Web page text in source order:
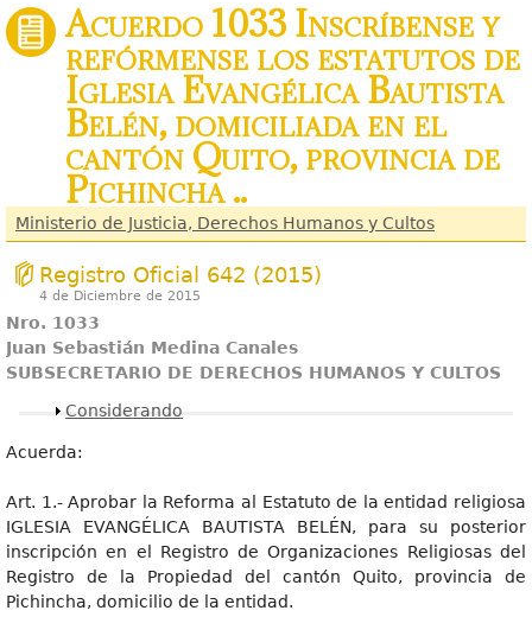
Acuerdo 1033 Inscríbense y
refórmense los estatutos de
Iglesia Evangélica Bautista
Belén, domiciliada en el
cantón Quito, provincia de
Pichincha ..
Ministerio de Justicia, Derechos Humanos y Cultos
Registro Oficial 642 (2015)
4 de Diciembre de 2015
Nro. 1033
Juan Sebastián Medina Canales
SUBSECRETARIO DE DERECHOS HUMANOS Y CULTOS
Mostrar
Considerando
Acuerda:
Art. 1.- Aprobar la Reforma al Estatuto de la entidad religiosa
IGLESIA EVANGÉLICA BAUTISTA BELÉN, para su posterior
inscripción en el Registro de Organizaciones Religiosas del
Registro de la Propiedad del cantón Quito, provincia de
Pichincha, domicilio de la entidad.